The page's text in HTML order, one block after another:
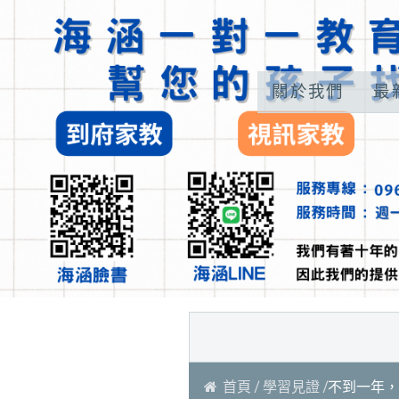
關於我們 最
首頁 學習見證 不到一年